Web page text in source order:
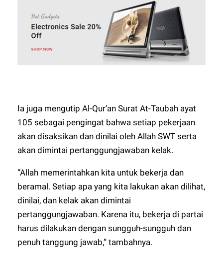
Ia juga mengutip Al-Qur’an Surat At-Taubah ayat
105 sebagai pengingat bahwa setiap pekerjaan
akan disaksikan dan dinilai oleh Allah SWT serta
akan dimintai pertanggungjawaban kelak.
“Allah memerintahkan kita untuk bekerja dan
beramal. Setiap apa yang kita lakukan akan dilihat,
dinilai, dan kelak akan dimintai
pertanggungjawaban. Karena itu, bekerja di partai
harus dilakukan dengan sungguh-sungguh dan
penuh tanggung jawab,” tambahnya.